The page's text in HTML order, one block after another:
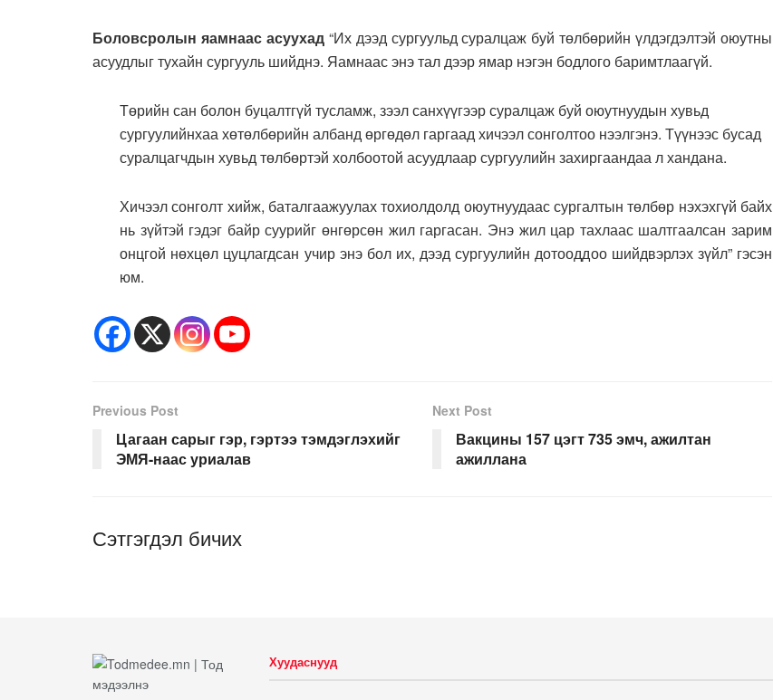
Боловсролын яамнаас асуухад“Их дээд сургуульд суралцаж буй төлбөрийн үлдэгдэлтэй оюутны
асуудлыг тухайн сургууль шийднэ. Яамнаас энэ тал дээр ямар нэгэн бодлого баримтлаагүй.
Төрийн сан болон буцалтгүй тусламж, зээл санхүүгээр суралцаж буй оюутнуудын хувьд
сургуулийнхаа хөтөлбөрийн албанд өргөдөл гаргаад хичээл сонголтоо нээлгэнэ. Түүнээс бусад
суралцагчдын хувьд төлбөртэй холбоотой асуудлаар сургуулийн захиргаандаа л хандана.
Хичээл сонголт хийж, баталгаажуулах тохиолдолд оюутнуудаас сургалтын төлбөр нэхэхгүй байх
нь зүйтэй гэдэг байр суурийг өнгөрсөн жил гаргасан. Энэ жил цар тахлаас шалтгаалсан зарим
онцгой нөхцөл цуцлагдсан учир энэ бол их, дээд сургуулийн дотооддоо шийдвэрлэх зүйл” гэсэн
юм.
Previous Post
Цагаан сарыг гэр, гэртээ тэмдэглэхийг
ЭМЯ-наас уриалав
Next Post
Вакцины 157 цэгт 735 эмч, ажилтан
ажиллана
Сэтгэгдэл бичих
Хуудаснууд